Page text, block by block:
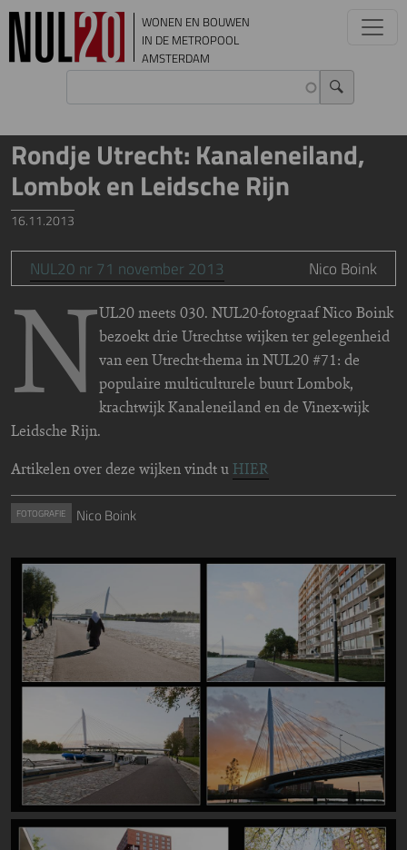
Overslaan en naar de inhoud gaan
WONEN EN BOUWEN
IN DE METROPOOL
AMSTERDAM
Rondje Utrecht: Kanaleneiland,
Lombok en Leidsche Rijn
16.11.2013
NUL20 nr 71 november 2013 Nico Boink
NUL20 meets 030. NUL20-fotograaf Nico Boink
bezoekt drie Utrechtse wijken ter gelegenheid
van een Utrecht-thema in NUL20 #71: de
populaire multiculturele buurt Lombok,
krachtwijk Kanaleneiland en de Vinex-wijk
Leidsche Rijn.
Artikelen over deze wijken vindt u HIER
FOTOGRAFIE Nico Boink
Image
Image